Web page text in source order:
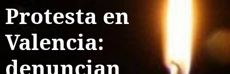
Protesta en
Valencia:
denuncian